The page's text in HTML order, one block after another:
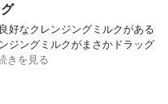
好なクレンジングミルクがある
ジングミルクがまさかドラッグ
きを見る